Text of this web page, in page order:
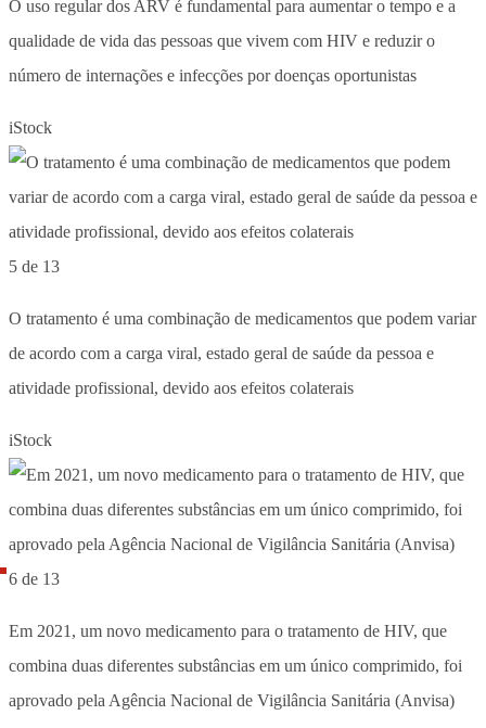
O uso regular dos ARV é fundamental para aumentar o tempo e a
qualidade de vida das pessoas que vivem com HIV e reduzir o
número de internações e infecções por doenças oportunistas
iStock
5 de 13
O tratamento é uma combinação de medicamentos que podem variar
de acordo com a carga viral, estado geral de saúde da pessoa e
atividade profissional, devido aos efeitos colaterais
iStock
6 de 13
Em 2021, um novo medicamento para o tratamento de HIV, que
combina duas diferentes substâncias em um único comprimido, foi
aprovado pela Agência Nacional de Vigilância Sanitária (Anvisa)